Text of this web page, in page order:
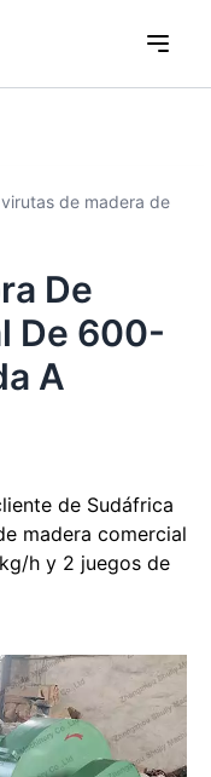
de madera de
De
De 600-
A
de Sudáfrica
madera comercial
h y 2 juegos de